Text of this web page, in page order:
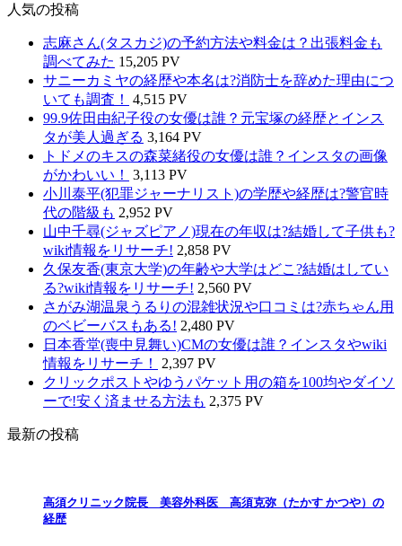
人気の投稿
志麻さん(タスカジ)の予約方法や料金は？出張料金も
調べてみた 15,205 PV
サニーカミヤの経歴や本名は?消防士を辞めた理由につ
いても調査！
4,515 PV
99.9佐田由紀子役の女優は誰？元宝塚の経歴とインス
タが美人過ぎる 3,164 PV
トドメのキスの森菜緒役の女優は誰？インスタの画像
がかわいい！
3,113 PV
小川泰平(犯罪ジャーナリスト)の学歴や経歴は?警官時
代の階級も 2,952 PV
山中千尋(ジャズピアノ)現在の年収は?結婚して子供も?
wiki情報をリサーチ! 2,858 PV
久保友香(東京大学)の年齢や大学はどこ?結婚はしてい
る?wiki情報をリサーチ! 2,560 PV
さがみ湖温泉うるりの混雑状況や口コミは?赤ちゃん用
のベビーバスもある! 2,480 PV
日本香堂(喪中見舞い)CMの女優は誰？インスタやwiki
情報をリサーチ！
2,397 PV
クリックポストやゆうパケット用の箱を100均やダイソ
ーで!安く済ませる方法も 2,375 PV
最新の投稿
高須クリニック院長 美容外科医 高須克弥（たかす かつや）の
経歴